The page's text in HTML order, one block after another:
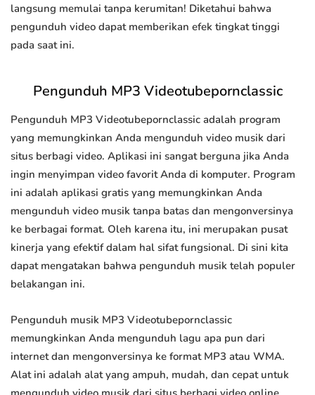
langsung memulai tanpa kerumitan! Diketahui bahwa
pengunduh video dapat memberikan efek tingkat tinggi
pada saat ini.
Pengunduh MP3 Videotubepornclassic
Pengunduh MP3 Videotubepornclassic adalah program
yang memungkinkan Anda mengunduh video musik dari
situs berbagi video. Aplikasi ini sangat berguna jika Anda
ingin menyimpan video favorit Anda di komputer. Program
ini adalah aplikasi gratis yang memungkinkan Anda
mengunduh video musik tanpa batas dan mengonversinya
ke berbagai format. Oleh karena itu, ini merupakan pusat
kinerja yang efektif dalam hal sifat fungsional. Di sini kita
dapat mengatakan bahwa pengunduh musik telah populer
belakangan ini.
Pengunduh musik MP3 Videotubepornclassic
memungkinkan Anda mengunduh lagu apa pun dari
internet dan mengonversinya ke format MP3 atau WMA.
Alat ini adalah alat yang ampuh, mudah, dan cepat untuk